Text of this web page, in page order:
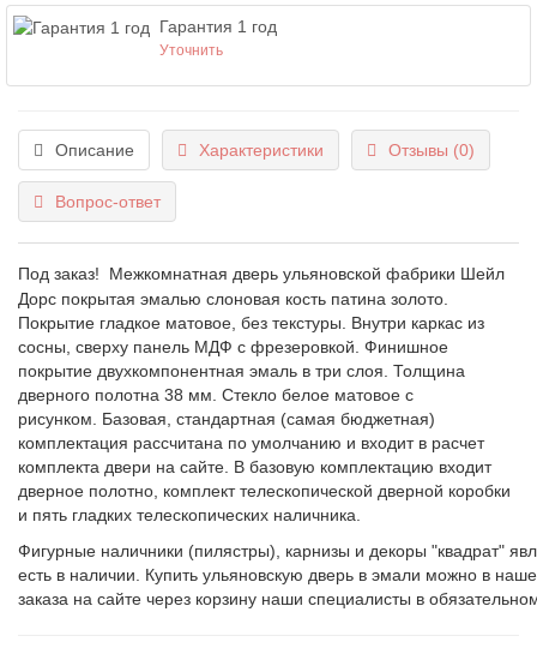
Гарантия 1 год
Уточнить
Описание Характеристики Отзывы (0)
Вопрос-ответ
Под заказ! Межкомнатная дверь ульяновской фабрики Шейл
Дорс покрытая эмалью слоновая кость патина золото.
Покрытие гладкое матовое, без текстуры. Внутри каркас из
сосны, сверху панель МДФ с фрезеровкой. Финишное
покрытие двухкомпонентная эмаль в три слоя. Толщина
дверного полотна 38 мм. Стекло белое матовое с
рисунком. Базовая, стандартная (самая бюджетная)
комплектация рассчитана по умолчанию и входит в расчет
комплекта двери на сайте. В базовую комплектацию входит
дверное полотно, комплект телескопической дверной коробки
и пять гладких телескопических наличника.
Фигурные наличники (пилястры), карнизы и декоры "квадрат"
есть в наличии. Купить ульяновскую дверь в эмали можно в
заказа на сайте через корзину наши специалисты в